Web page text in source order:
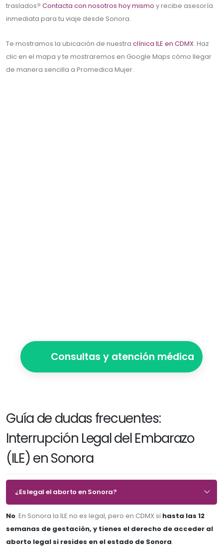
traslados? Contacta con nosotros hoy mismo y recibe asesoría
inmediata para tu viaje desde Sonora.
Te mostramos la ubicación de nuestra clínica ILE en CDMX. Haz
clic en el mapa y te mostraremos en Google Maps cómo llegar
de manera sencilla a Promedica Mujer.
Consultas y atención médica
Guía de dudas frecuentes:
Interrupción Legal del Embarazo
(ILE) en Sonora
¿Es legal el aborto en Sonora?
No. En Sonora la ILE no es legal, pero en CDMX si hasta las 12
semanas de gestación, y tienes el derecho de acceder al
aborto legal si resides en el estado de Sonora.